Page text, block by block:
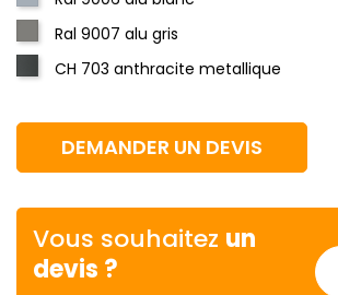
Ral 9007 alu gris
CH 703 anthracite metallique
DEMANDER UN DEVIS
Vous souhaitez un
devis ?